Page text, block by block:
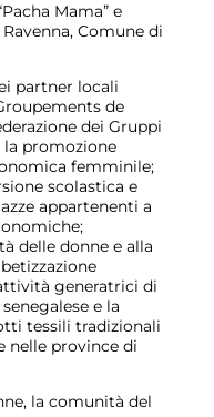
Mama” e
Comune di
partner locali
de
dei Gruppi
promozione
femminile;
scolastica e
appartenenti a
delle donne e alla
generatrici di
e la
tessili tradizionali
nelle province di
la comunità del